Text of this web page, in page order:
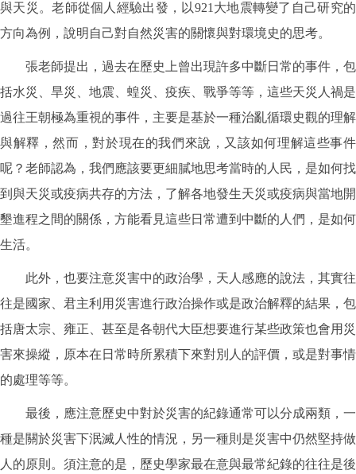
與天災。老師從個人經驗出發，以921大地震轉變了自己研究的
方向為例，說明自己對自然災害的關懷與對環境史的思考。
張老師提出，過去在歷史上曾出現許多中斷日常的事件，包
括水災、旱災、地震、蝗災、疫疾、戰爭等等，這些天災人禍是
過往王朝極為重視的事件，主要是基於一種治亂循環史觀的理解
與解釋，然而，對於現在的我們來說，又該如何理解這些事件
呢？老師認為，我們應該要更細膩地思考當時的人民，是如何找
到與天災或疫病共存的方法，了解各地發生天災或疫病與當地開
墾進程之間的關係，方能看見這些日常遭到中斷的人們，是如何
生活。
此外，也要注意災害中的政治學，天人感應的說法，其實往
往是國家、君主利用災害進行政治操作或是政治解釋的結果，包
括唐太宗、雍正、甚至是各朝代大臣想要進行某些政策也會用災
害來操縱，原本在日常時所累積下來對別人的評價，或是對事情
的處理等等。
最後，應注意歷史中對於災害的紀錄通常可以分成兩類，一
種是關於災害下泯滅人性的情況，另一種則是災害中仍然堅持做
人的原則。須注意的是，歷史學家最在意與最常紀錄的往往是後